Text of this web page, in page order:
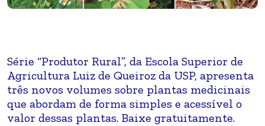
Série “Produtor Rural”, da Escola Superior de
Agricultura Luiz de Queiroz da USP, apresenta
três novos volumes sobre plantas medicinais
que abordam de forma simples e acessível o
valor dessas plantas. Baixe gratuitamente.